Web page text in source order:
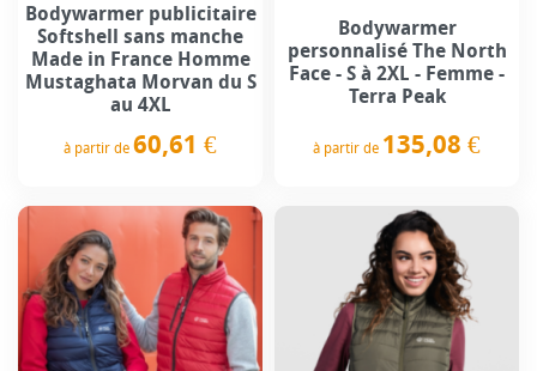
Bodywarmer publicitaire
Softshell sans manche
Made in France Homme
Mustaghata Morvan du S
au 4XL
à partir de 60,61 €
Bodywarmer
personnalisé The North
Face - S à 2XL - Femme -
Terra Peak
à partir de 135,08 €